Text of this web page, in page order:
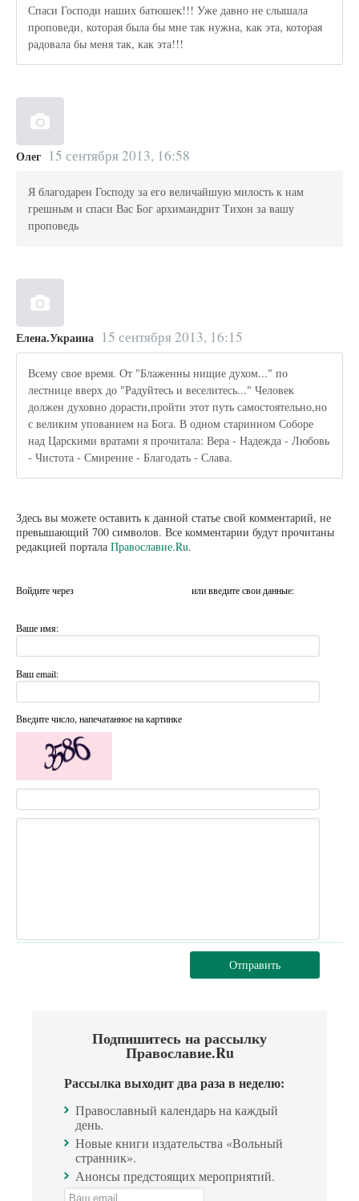
Спаси Господи наших батюшек!!! Уже давно не слышала
проповеди, которая была бы мне так нужна, как эта, которая
радовала бы меня так, как эта!!!
Олег 15 сентября 2013, 16:58
Я благодарен Господу за его величайшую милость к нам
грешным и спаси Вас Бог архимандрит Тихон за вашу
проповедь
Елена.Украина 15 сентября 2013, 16:15
Всему свое время. От "Блаженны нищие духом..." по
лестнице вверх до "Радуйтесь и веселитесь..." Человек
должен духовно дорасти,пройти этот путь самостоятельно,но
с великим упованием на Бога. В одном старинном Соборе
над Царскими вратами я прочитала: Вера - Надежда - Любовь
- Чистота - Смирение - Благодать - Слава.
Здесь вы можете оставить к данной статье свой комментарий, не
превышающий 700 символов. Все комментарии будут прочитаны
редакцией портала Православие.Ru.
Войдите через или введите свои данные:
Ваше имя:
Ваш email:
Введите число, напечатанное на картинке
Отправить
Подпишитесь на рассылку
Православие.Ru
Рассылка выходит два раза в неделю:
Православный календарь на каждый
день.
Новые книги издательства «Вольный
странник».
Анонсы предстоящих мероприятий.